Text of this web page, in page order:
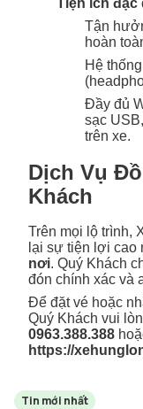
Tiện ích
Tận
hoàn
Hệ
Đầy đủ
sạc
trên xe.
Dịch Vụ
Khách
Trên mọi lộ trình,
lại sự tiện lợi cao
nơi. Quý Khách
đón chính xác và
Để đặt vé hoặc
Quý Khách vui
0963.388.388
https://
Tin mới nhất